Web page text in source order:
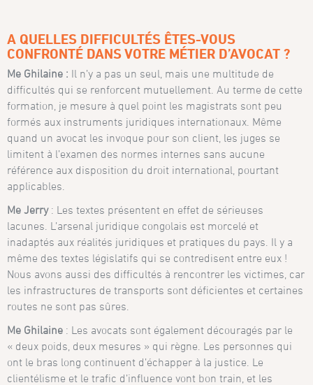
A QUELLES DIFFICULTÉS ÊTES-VOUS
CONFRONTÉ DANS VOTRE MÉTIER D’AVOCAT ?
Me Ghilaine : Il n’y a pas un seul, mais une multitude de
difficultés qui se renforcent mutuellement. Au terme de cette
formation, je mesure à quel point les magistrats sont peu
formés aux instruments juridiques internationaux. Même
quand un avocat les invoque pour son client, les juges se
limitent à l’examen des normes internes sans aucune
référence aux disposition du droit international, pourtant
applicables.
Me Jerry : Les textes présentent en effet de sérieuses
lacunes. L’arsenal juridique congolais est morcelé et
inadaptés aux réalités juridiques et pratiques du pays. Il y a
même des textes législatifs qui se contredisent entre eux !
Nous avons aussi des difficultés à rencontrer les victimes, car
les infrastructures de transports sont déficientes et certaines
routes ne sont pas sûres.
Me Ghilaine : Les avocats sont également découragés par le
« deux poids, deux mesures » qui règne. Les personnes qui
ont le bras long continuent d’échapper à la justice. Le
clientélisme et le trafic d’influence vont bon train, et les